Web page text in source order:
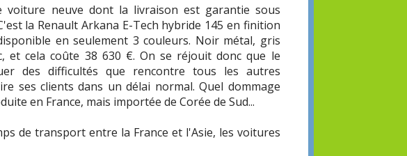
voiture neuve dont la livraison est garantie sous
la Renault Arkana E-Tech hybride 145 en finition
en seulement 3 couleurs. Noir métal, gris
et cela coûte 38 630 €. On se réjouit donc que le
des difficultés que rencontre tous les autres
ses clients dans un délai normal. Quel dommage
en France, mais importée de Corée de Sud...
de transport entre la France et l'Asie, les voitures